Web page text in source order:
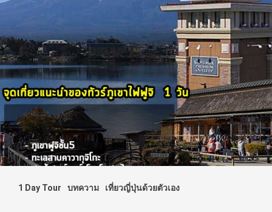
1 Day Tour บทความ เที่ยวญี่ปุ่นด้วยตัวเอง